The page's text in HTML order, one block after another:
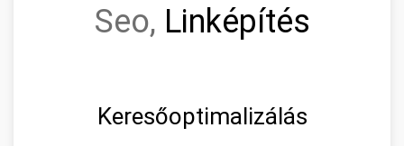
Seo, Linképítés
Keresőoptimalizálás